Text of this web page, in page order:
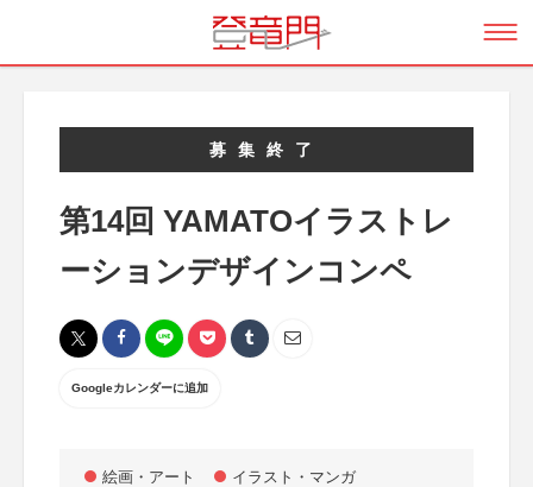
募集終了
第14回 YAMATOイラストレ
ーションデザインコンペ
Googleカレンダーに追加
絵画・アート
イラスト・マンガ